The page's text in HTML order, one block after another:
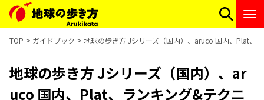
TOP ガイドブック 地球の歩き方 Jシリーズ（国内）、aruco 国内、Plat、
地球の歩き方 Jシリーズ（国内）、ar
uco 国内、Plat、ランキング&テクニ